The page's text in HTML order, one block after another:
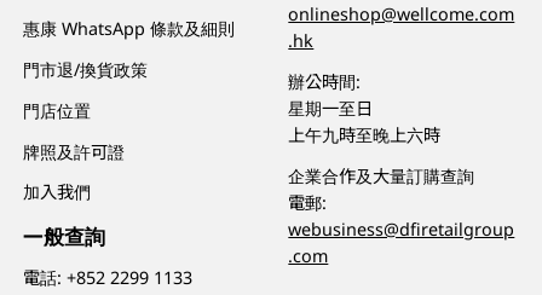
惠康 WhatsApp 條款及細則
門市退/換貨政策
門店位置
牌照及許可證
加入我們
一般查詢
電話:+852 2299 1133
onlineshop@wellcome.com
.hk
辦公時間:
星期一至日
上午九時至晚上六時
企業合作及大量訂購查詢
電郵:
webusiness@dfiretailgroup
.com